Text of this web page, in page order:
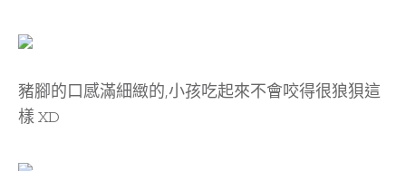
豬腳的口感滿細緻的,小孩吃起來不會咬得很狼狽這
樣 XD